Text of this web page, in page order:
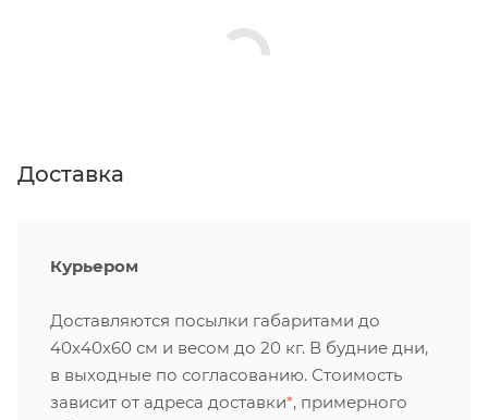
Доставка
Курьером
Доставляются посылки габаритами до
40х40х60 см и весом до 20 кг. В будние дни,
в выходные по согласованию. Стоимость
зависит от адреса доставки*, примерного